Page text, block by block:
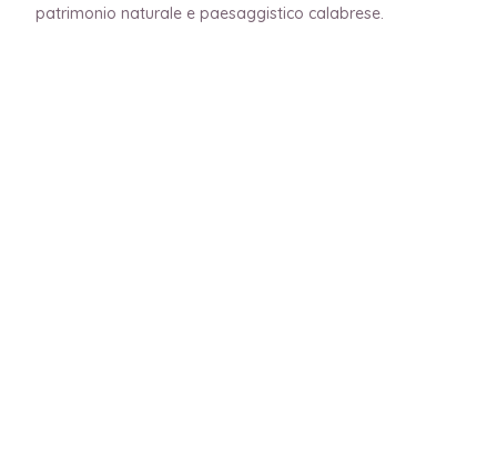
patrimonio naturale e paesaggistico calabrese.